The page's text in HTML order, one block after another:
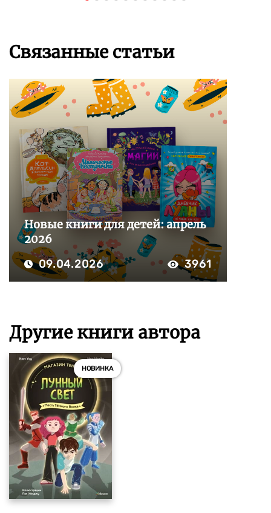
Связанные статьи
Новые книги для детей: апрель
2026
09.04.2026 3961
Другие книги автора
НОВИНКА